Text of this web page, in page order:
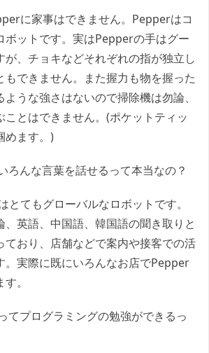
に家事はできません。Pepperはコ
ボットです。実はPepperの手はグー
が、チョキなどそれぞれの指が独立し
もできません。また握力も物を握った
ような強さはないので掃除機は勿論、
ことはできません。(ポケットティッ
めます。)
ろんな言葉を話せるって本当なの？
とてもグローバルなロボットです。
、英語、中国語、韓国語の聞き取りと
ており、店舗などで案内や接客での活
。実際に既にいろんなお店でPepper
。
てプログラミングの勉強ができるっ